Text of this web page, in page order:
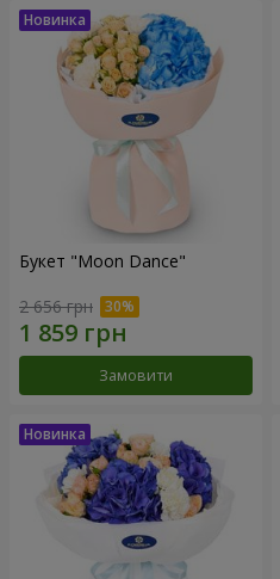
Букет "Moon Dance"
2 656 грн
Замовити